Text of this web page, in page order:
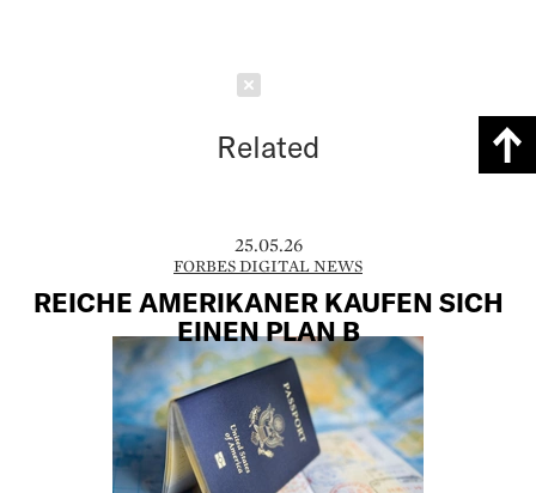
Related
25.05.26
FORBES DIGITAL NEWS
REICHE AMERIKANER KAUFEN SICH
EINEN PLAN B